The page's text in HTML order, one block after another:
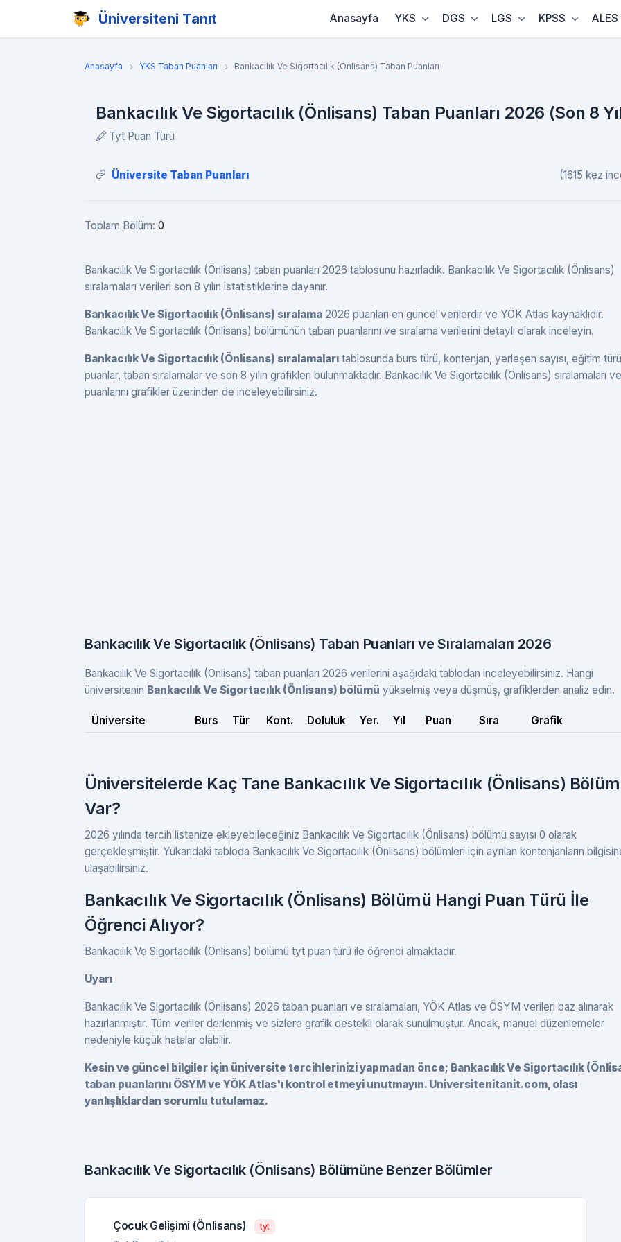
Üniversiteni Tanıt Anasayfa YKS DGS LGS KPSS ALES
Anasayfa YKS Taban Puanları Bankacılık Ve Sigortacılık (Önlisans) Taban Puanları
Bankacılık Ve Sigortacılık (Önlisans) Taban Puanları 2026 (Son 8
Tyt Puan Türü
Üniversite Taban Puanları (1615 kez
Toplam Bölüm: 0
Bankacılık Ve Sigortacılık (Önlisans) taban puanları 2026 tablosunu hazırladık. Bankacılık Ve Sigortacılık (Önlisans)
sıralamaları verileri son 8 yılın istatistiklerine dayanır.
Bankacılık Ve Sigortacılık (Önlisans) sıralama 2026 puanları en güncel verilerdir ve YÖK Atlas kaynaklıdır.
Bankacılık Ve Sigortacılık (Önlisans) bölümünün taban puanlarını ve sıralama verilerini detaylı olarak inceleyin.
Bankacılık Ve Sigortacılık (Önlisans) sıralamaları tablosunda burs türü, kontenjan, yerleşen sayısı, eğitim
puanlar, taban sıralamalar ve son 8 yılın grafikleri bulunmaktadır. Bankacılık Ve Sigortacılık (Önlisans) sıralamaları ve
puanlarını grafikler üzerinden de inceleyebilirsiniz.
Bankacılık Ve Sigortacılık (Önlisans) Taban Puanları ve Sıralamaları 2026
Bankacılık Ve Sigortacılık (Önlisans) taban puanları 2026 verilerini aşağıdaki tablodan inceleyebilirsiniz. Hangi
üniversitenin Bankacılık Ve Sigortacılık (Önlisans) bölümü yükselmiş veya düşmüş, grafiklerden analiz edin.
Üniversite Burs Tür Kont. Doluluk Yer. Yıl Puan Sıra Grafik
Üniversitelerde Kaç Tane Bankacılık Ve Sigortacılık (Önlisans)
Var?
2026 yılında tercih listenize ekleyebileceğiniz Bankacılık Ve Sigortacılık (Önlisans) bölümü sayısı 0 olarak
gerçekleşmiştir. Yukarıdaki tabloda Bankacılık Ve Sigortacılık (Önlisans) bölümleri için ayrılan kontenjanların
ulaşabilirsiniz.
Bankacılık Ve Sigortacılık (Önlisans) Bölümü Hangi Puan Türü İle
Öğrenci Alıyor?
Bankacılık Ve Sigortacılık (Önlisans) bölümü tyt puan türü ile öğrenci almaktadır.
Uyarı
Bankacılık Ve Sigortacılık (Önlisans) 2026 taban puanları ve sıralamaları, YÖK Atlas ve ÖSYM verileri baz alınarak
hazırlanmıştır. Tüm veriler derlenmiş ve sizlere grafik destekli olarak sunulmuştur. Ancak, manuel düzenlemeler
nedeniyle küçük hatalar olabilir.
Kesin ve güncel bilgiler için üniversite tercihlerinizi yapmadan önce; Bankacılık Ve Sigortacılık
taban puanlarını ÖSYM ve YÖK Atlas'ı kontrol etmeyi unutmayın. Universitenitanit.com, olası
yanlışlıklardan sorumlu tutulamaz.
Bankacılık Ve Sigortacılık (Önlisans) Bölümüne Benzer Bölümler
Çocuk Gelişimi (Önlisans) tyt